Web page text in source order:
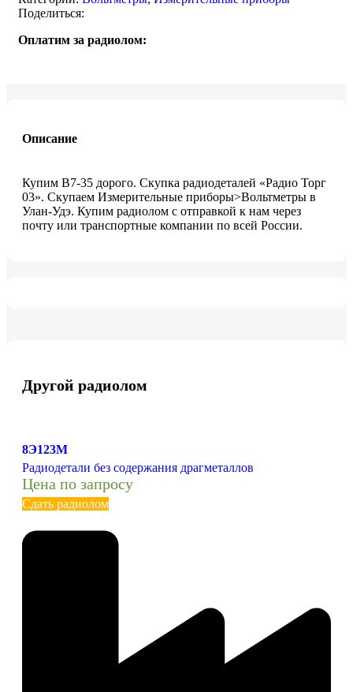
Поделиться:
Оплатим за радиолом:
Описание
Купим В7-35 дорого. Скупка радиодеталей «Радио Торг
03». Скупаем Измерительные приборы>Вольтметры в
Улан-Удэ. Купим радиолом с отправкой к нам через
почту или транспортные компании по всей России.
Другой радиолом
8Э123М
Радиодетали без содержания драгметаллов
Цена по запросу
Сдать радиолом